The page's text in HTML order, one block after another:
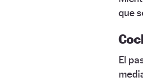
que
El